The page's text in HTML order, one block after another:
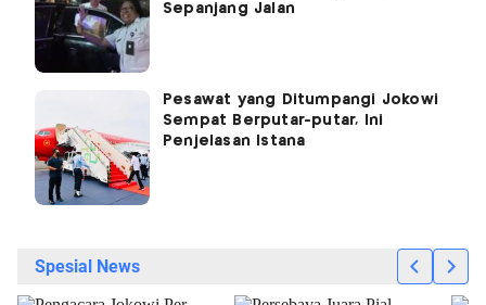
Sepanjang Jalan
Pesawat yang Ditumpangi Jokowi
Sempat Berputar-putar, Ini
Penjelasan Istana